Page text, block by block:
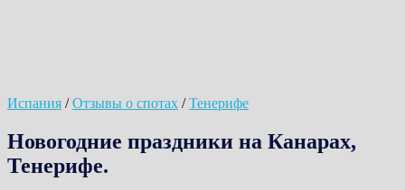
Испания /Отзывы о спотах /Тенерифе
Новогодние праздники на Канарах,
Тенерифе.